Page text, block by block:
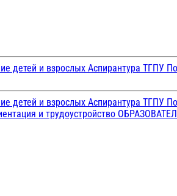
детей и взрослых Аспирантура ТГПУ
детей и взрослых Аспирантура ТГПУ
и трудоустройство